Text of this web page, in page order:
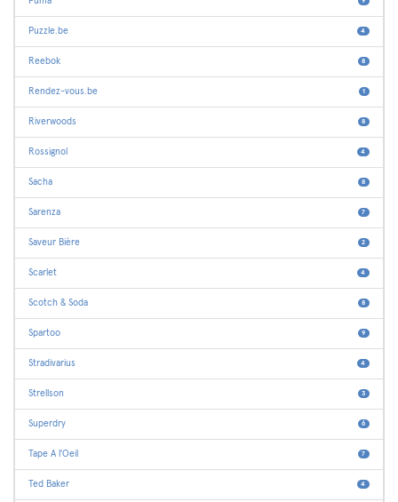
Puzzle.be 4
Reebok 8
Rendez-vous.be 1
Riverwoods 8
Rossignol 4
Sacha 8
Sarenza 7
Saveur Bière 2
Scarlet 4
Scotch & Soda 8
Spartoo 9
Stradivarius 4
Strellson 3
Superdry 6
Tape A l'Oeil 7
Ted Baker 4